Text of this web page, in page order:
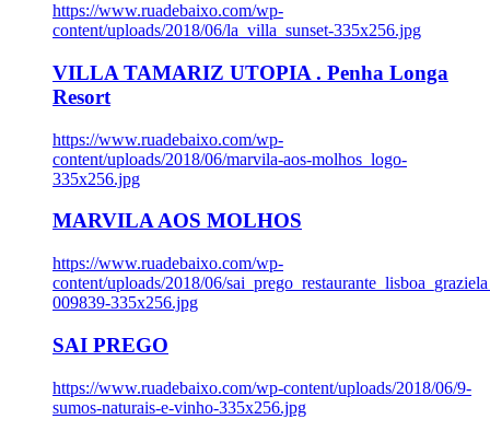
https://www.ruadebaixo.com/wp-
content/uploads/2018/06/la_villa_sunset-335x256.jpg
VILLA TAMARIZ UTOPIA . Penha Longa
Resort
https://www.ruadebaixo.com/wp-
content/uploads/2018/06/marvila-aos-molhos_logo-
335x256.jpg
MARVILA AOS MOLHOS
https://www.ruadebaixo.com/wp-
content/uploads/2018/06/
009839-335x256.jpg
SAI PREGO
https://www.ruadebaixo.com/wp-content/uploads/2018/06/9-
sumos-naturais-e-vinho-335x256.jpg